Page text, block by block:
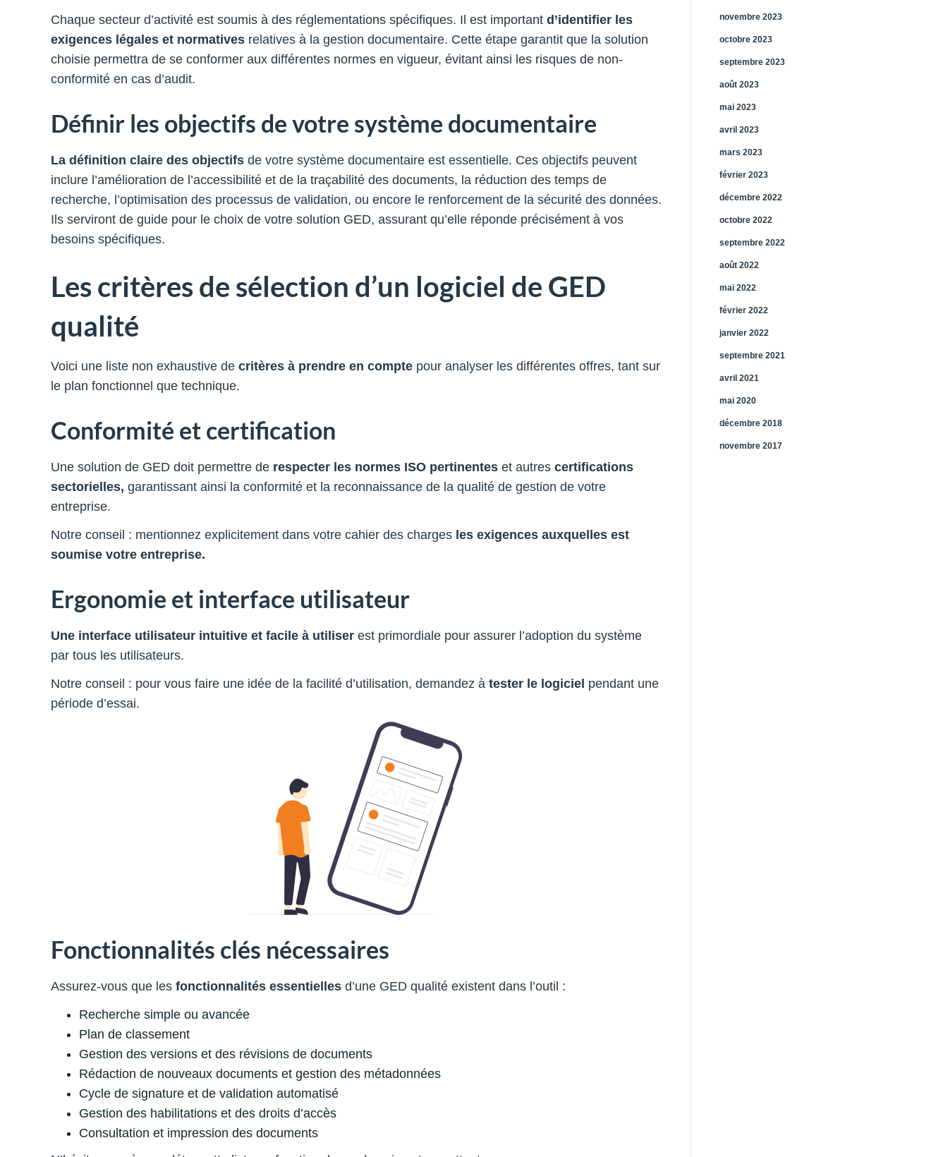
Chaque secteur d’activité est soumis à des réglementations spécifiques. Il est important d’identifier les
exigences légales et normatives relatives à la gestion documentaire. Cette étape garantit que la solution
choisie permettra de se conformer aux différentes normes en vigueur, évitant ainsi les risques de non-
conformité en cas d’audit.
Définir les objectifs de votre système documentaire
La définition claire des objectifs de votre système documentaire est essentielle. Ces objectifs peuvent
inclure l’amélioration de l’accessibilité et de la traçabilité des documents, la réduction des temps de
recherche, l’optimisation des processus de validation, ou encore le renforcement de la sécurité des données.
Ils serviront de guide pour le choix de votre solution GED, assurant qu’elle réponde précisément à vos
besoins spécifiques.
Les critères de sélection d’un logiciel de GED
qualité
Voici une liste non exhaustive de critères à prendre en compte pour analyser les différentes offres, tant sur
le plan fonctionnel que technique.
Conformité et certification
Une solution de GED doit permettre de respecter les normes ISO pertinentes et autres certifications
sectorielles, garantissant ainsi la conformité et la reconnaissance de la qualité de gestion de votre
entreprise.
Notre conseil : mentionnez explicitement dans votre cahier des charges les exigences auxquelles est
soumise votre entreprise.
Ergonomie et interface utilisateur
Une interface utilisateur intuitive et facile à utiliser est primordiale pour assurer l’adoption du système
par tous les utilisateurs.
Notre conseil : pour vous faire une idée de la facilité d’utilisation, demandez à tester le logiciel pendant une
période d’essai.
Fonctionnalités clés nécessaires
Assurez-vous que les fonctionnalités essentielles d’une GED qualité existent dans l’outil :
Recherche simple ou avancée
Plan de classement
Gestion des versions et des révisions de documents
Rédaction de nouveaux documents et gestion des métadonnées
Cycle de signature et de validation automatisé
Gestion des habilitations et des droits d’accès
Consultation et impression des documents
novembre 2023
octobre 2023
septembre 2023
août 2023
mai 2023
avril 2023
mars 2023
février 2023
décembre 2022
octobre 2022
septembre 2022
août 2022
mai 2022
février 2022
janvier 2022
septembre 2021
avril 2021
mai 2020
décembre 2018
novembre 2017